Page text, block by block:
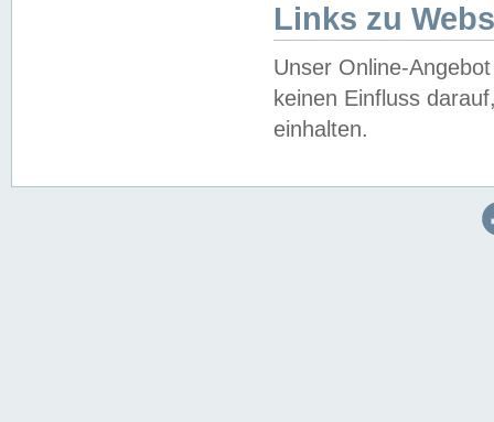
Links zu
Unser Online-
keinen Einfluss
einhalten.